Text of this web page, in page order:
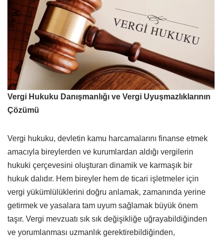
Vergi Hukuku Danışmanlığı ve Vergi Uyuşmazlıklarının
Çözümü
Vergi hukuku, devletin kamu harcamalarını finanse etmek
amacıyla bireylerden ve kurumlardan aldığı vergilerin
hukuki çerçevesini oluşturan dinamik ve karmaşık bir
hukuk dalıdır. Hem bireyler hem de ticari işletmeler için
vergi yükümlülüklerini doğru anlamak, zamanında yerine
getirmek ve yasalara tam uyum sağlamak büyük önem
taşır. Vergi mevzuatı sık sık değişikliğe uğrayabildiğinden
ve yorumlanması uzmanlık gerektirebildiğinden,